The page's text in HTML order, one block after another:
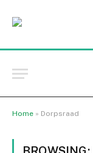
Home » Dorpsraad